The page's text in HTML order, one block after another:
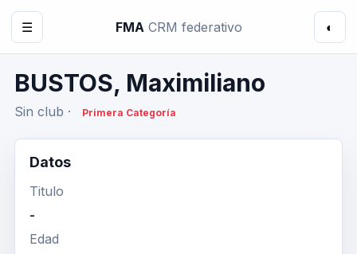
☰ FMA CRM federativo ◐
BUSTOS, Maximiliano
Sin club · Primera Categoría
Datos
Titulo
-
Edad